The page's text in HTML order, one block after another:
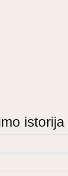
istorija